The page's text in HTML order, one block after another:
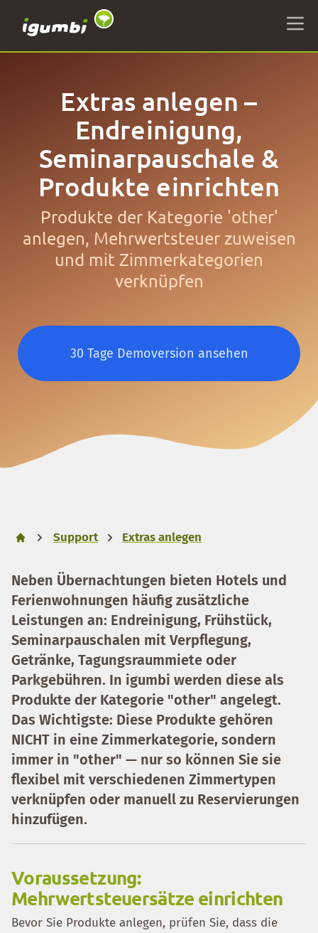
Extras anlegen –
Endreinigung,
Seminarpauschale &
Produkte einrichten
Produkte der Kategorie 'other'
anlegen, Mehrwertsteuer zuweisen
und mit Zimmerkategorien
verknüpfen
30 Tage Demoversion ansehen
Support Extras anlegen
Neben Übernachtungen bieten Hotels und
Ferienwohnungen häufig zusätzliche
Leistungen an: Endreinigung, Frühstück,
Seminarpauschalen mit Verpflegung,
Getränke, Tagungsraummiete oder
Parkgebühren. In igumbi werden diese als
Produkte der Kategorie "other" angelegt.
Das Wichtigste: Diese Produkte gehören
NICHT in eine Zimmerkategorie, sondern
immer in "other" — nur so können Sie sie
flexibel mit verschiedenen Zimmertypen
verknüpfen oder manuell zu Reservierungen
hinzufügen.
Voraussetzung:
Mehrwertsteuersätze einrichten
Bevor Sie Produkte anlegen, prüfen Sie, dass die